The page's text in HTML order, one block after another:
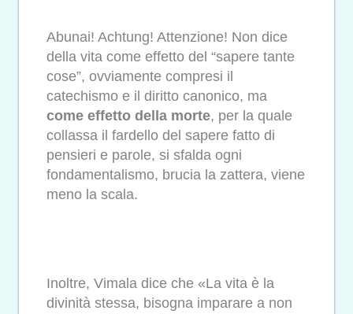
Abunai! Achtung! Attenzione! Non dice
della vita come effetto del “sapere tante
cose”, ovviamente compresi il
catechismo e il diritto canonico, ma
come effetto della morte, per la quale
collassa il fardello del sapere fatto di
pensieri e parole, si sfalda ogni
fondamentalismo, brucia la zattera, viene
meno la scala.
Inoltre, Vimala dice che «La vita è la
divinità stessa, bisogna imparare a non